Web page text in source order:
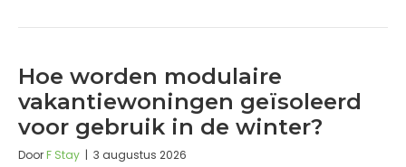
Hoe worden modulaire
vakantiewoningen geïsoleerd
voor gebruik in de winter?
DoorF Stay | 3 augustus 2026